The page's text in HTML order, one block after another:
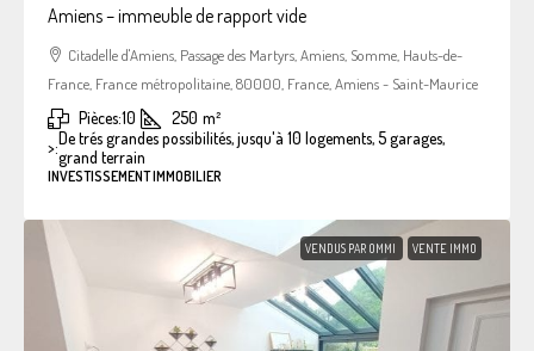
Amiens – immeuble de rapport vide
Citadelle d'Amiens, Passage des Martyrs, Amiens, Somme, Hauts-de-
France, France métropolitaine, 80000, France, Amiens - Saint-Maurice
Pièces:10 250 m²
>:De trés grandes possibilités, jusqu'à 10 logements, 5 garages,
grand terrain
INVESTISSEMENT IMMOBILIER
VENDUS PAR OMMI VENTE IMMO